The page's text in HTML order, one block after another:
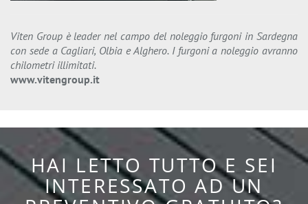
Viten Group è leader nel campo del noleggio furgoni in Sardegna
con sede a Cagliari, Olbia e Alghero. I furgoni a noleggio avranno
chilometri illimitati.
www.vitengroup.it
HAI LETTO TUTTO E SEI
INTERESSATO AD UN